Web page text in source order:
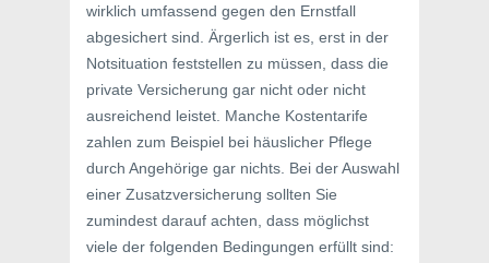
wirklich umfassend gegen den Ernstfall
abgesichert sind. Ärgerlich ist es, erst in der
Notsituation feststellen zu müssen, dass die
private Versicherung gar nicht oder nicht
ausreichend leistet. Manche Kostentarife
zahlen zum Beispiel bei häuslicher Pflege
durch Angehörige gar nichts. Bei der Auswahl
einer Zusatzversicherung sollten Sie
zumindest darauf achten, dass möglichst
viele der folgenden Bedingungen erfüllt sind: